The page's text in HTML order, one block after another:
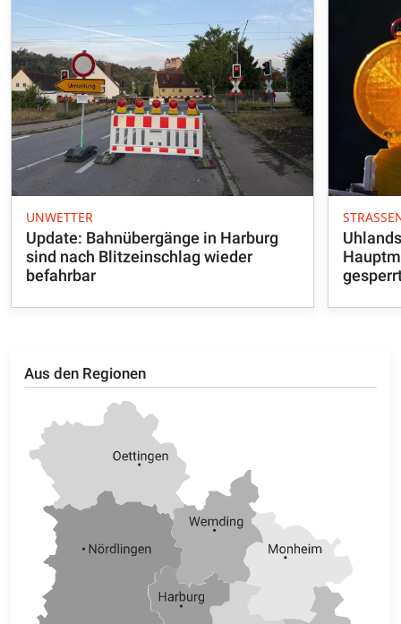
Aus den Regionen
UNWETTER
Update: Bahnübergänge in Harburg
sind nach Blitzeinschlag wieder
befahrbar